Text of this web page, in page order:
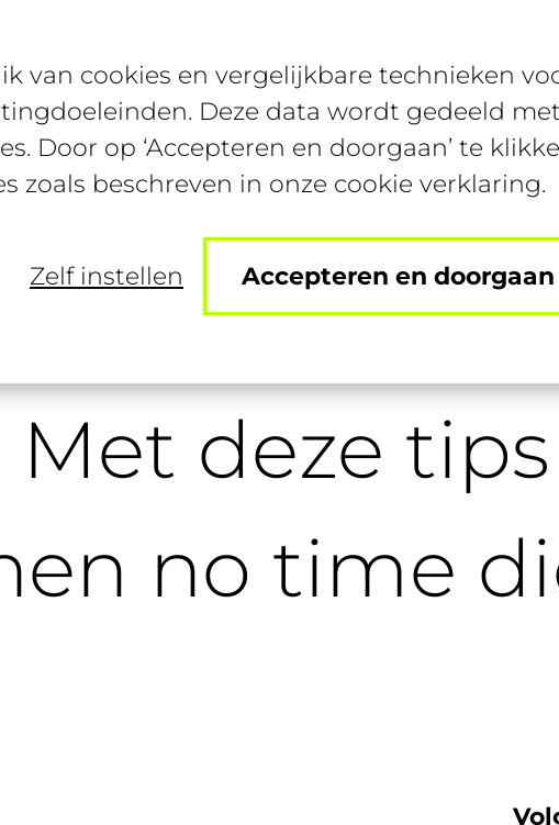
van cookies en vergelijkbare technieken
Deze data wordt gedeeld
Door op ‘Accepteren en doorgaan’ te
zoals beschreven in onze cookie verklaring.
Zelf instellen Accepteren en doorgaan
Bijbanen Studentencontent
Met deze tips krijg je binnen no time die baan!
Met deze tips
no time